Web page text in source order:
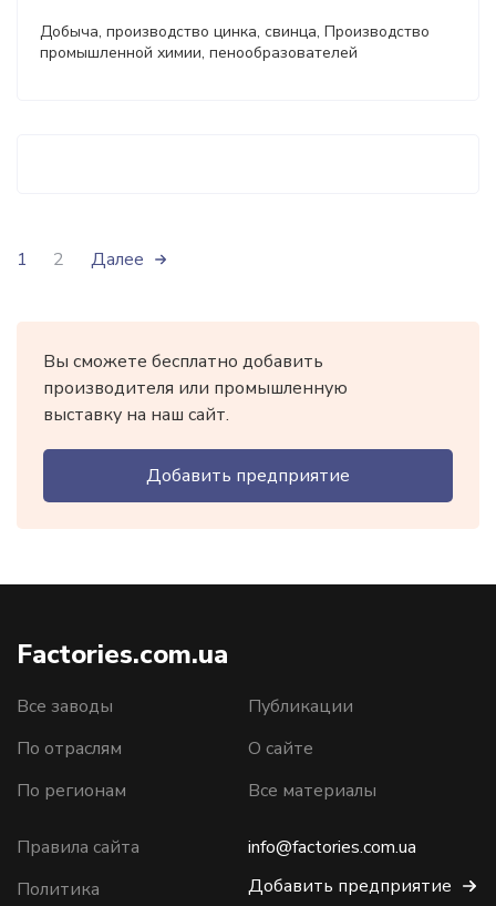
Добыча, производство цинка, свинца, Производство
промышленной химии, пенообразователей
1 2 Далее
Вы сможете бесплатно добавить
производителя или промышленную
выставку на наш сайт.
Добавить предприятие
Factories.com.ua
Все заводы
По отраслям
По регионам
Публикации
О сайте
Все материалы
Правила сайта
Политика
info@factories.com.ua
Добавить предприятие